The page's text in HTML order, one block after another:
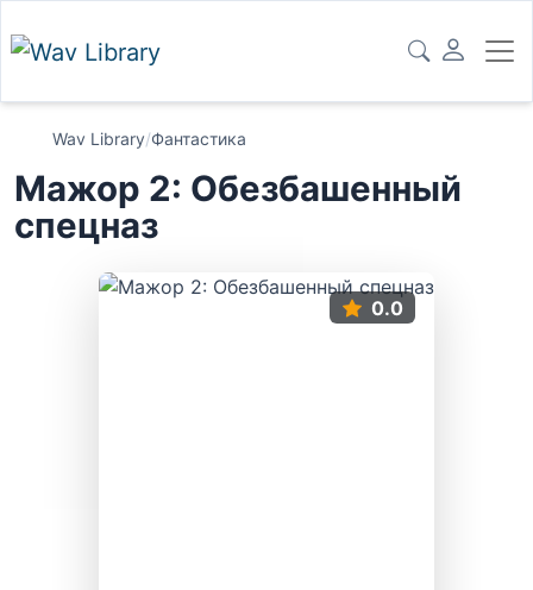
Wav Library/Фантастика
Мажор 2: Обезбашенный
спецназ
0.0